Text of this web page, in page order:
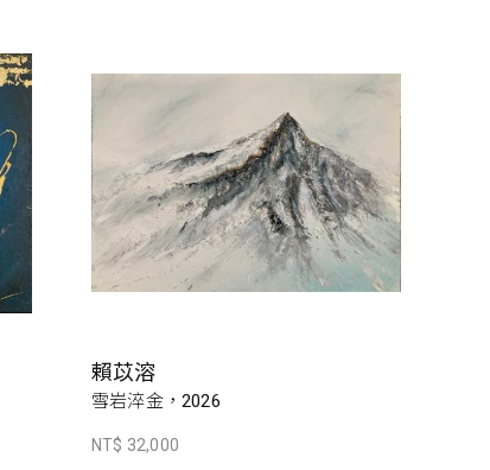
賴苡溶
雪岩淬金，2026
NT$ 32,000